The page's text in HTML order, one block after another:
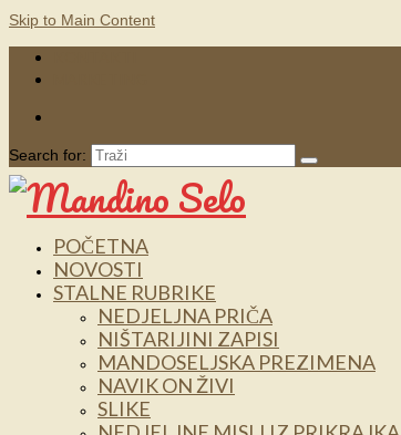
Skip to Main Content
Search for:
POČETNA
NOVOSTI
STALNE RUBRIKE
NEDJELJNA PRIČA
NIŠTARIJINI ZAPISI
MANDOSELJSKA PREZIMENA
NAVIK ON ŽIVI
SLIKE